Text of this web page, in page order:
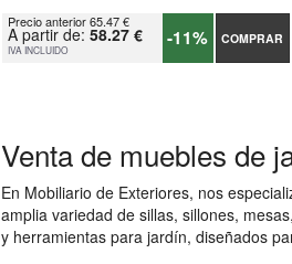
Precio anterior 65.47 €
A partir de: 58.27 €
IVA INCLUIDO -11% COMPRAR
Venta de muebles de
En Mobiliario de Exteriores, nos
amplia variedad de sillas, sillones,
y herramientas para jardín, diseñados